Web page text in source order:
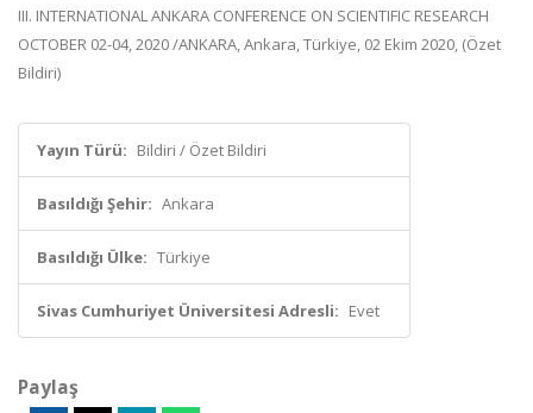
III. INTERNATIONAL ANKARA CONFERENCE ON SCIENTIFIC RESEARCH
OCTOBER 02-04, 2020 /ANKARA, Ankara, Türkiye, 02 Ekim 2020, (Özet
Bildiri)
Yayın Türü: Bildiri / Özet Bildiri
Basıldığı Şehir: Ankara
Basıldığı Ülke: Türkiye
Sivas Cumhuriyet Üniversitesi Adresli: Evet
Paylaş